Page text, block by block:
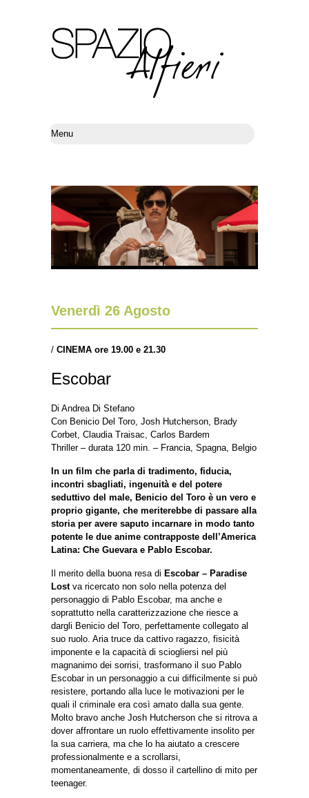
Venerdì 26 Agosto
/ CINEMA ore 19.00 e 21.30
Escobar
Di Andrea Di Stefano
Con Benicio Del Toro, Josh Hutcherson, Brady
Corbet, Claudia Traisac, Carlos Bardem
Thriller – durata 120 min. – Francia, Spagna, Belgio
In un film che parla di tradimento, fiducia,
incontri sbagliati, ingenuità e del potere
seduttivo del male, Benicio del Toro è un vero e
proprio gigante, che meriterebbe di passare alla
storia per avere saputo incarnare in modo tanto
potente le due anime contrapposte dell’America
Latina: Che Guevara e Pablo Escobar.
Il merito della buona resa di Escobar – Paradise
Lostva ricercato non solo nella potenza del
personaggio di Pablo Escobar, ma anche e
soprattutto nella caratterizzazione che riesce a
dargli Benicio del Toro, perfettamente collegato al
suo ruolo. Aria truce da cattivo ragazzo, fisicità
imponente e la capacità di sciogliersi nel più
magnanimo dei sorrisi, trasformano il suo Pablo
Escobar in un personaggio a cui difficilmente si può
resistere, portando alla luce le motivazioni per le
quali il criminale era così amato dalla sua gente.
Molto bravo anche Josh Hutcherson che si ritrova a
dover affrontare un ruolo effettivamente insolito per
la sua carriera, ma che lo ha aiutato a crescere
professionalmente e a scrollarsi,
momentaneamente, di dosso il cartellino di mito per
teenager.